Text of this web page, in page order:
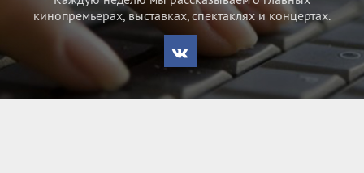
кинопремьерах, выставках, спектаклях и концертах.